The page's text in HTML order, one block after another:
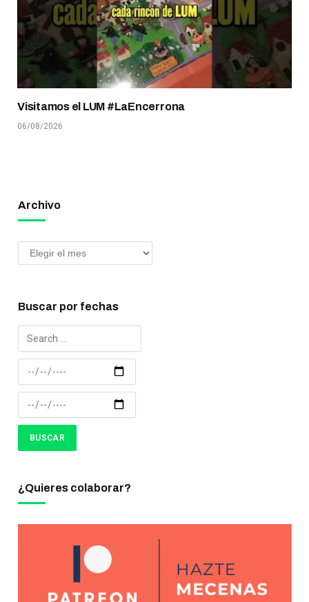
Visitamos el LUM #LaEncerrona
06/08/2026
Archivo
Buscar por fechas
¿Quieres colaborar?